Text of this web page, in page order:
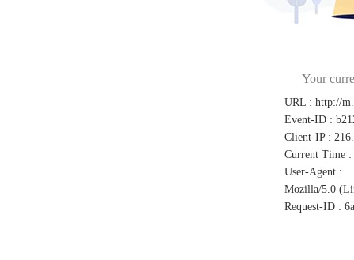
Your
URL : http://
Event-ID :
Client-IP :
Current Time :
User-Agent :
Mozilla/5.0
Request-ID :